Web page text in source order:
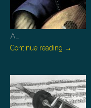
A… …
Continue reading →